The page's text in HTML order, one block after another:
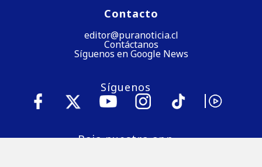
Contacto
editor@puranoticia.cl
Contáctanos
Síguenos en Google News
Síguenos
Baja nuestra app